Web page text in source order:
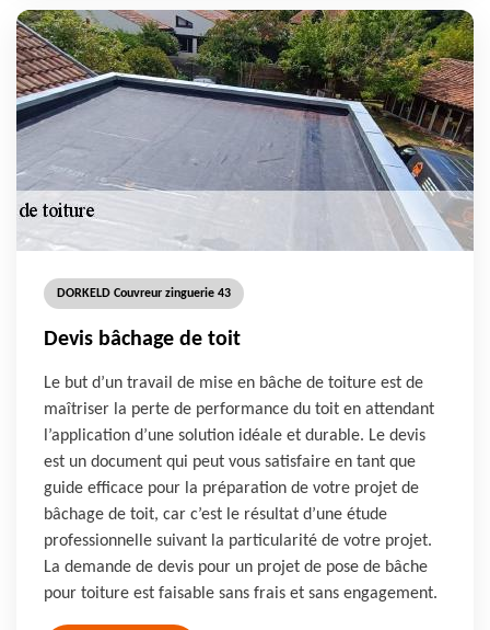
DORKELD Couvreur zinguerie 43
Devis bâchage de toit
Le but d’un travail de mise en bâche de toiture est de
maîtriser la perte de performance du toit en attendant
l’application d’une solution idéale et durable. Le devis
est un document qui peut vous satisfaire en tant que
guide efficace pour la préparation de votre projet de
bâchage de toit, car c’est le résultat d’une étude
professionnelle suivant la particularité de votre projet.
La demande de devis pour un projet de pose de bâche
pour toiture est faisable sans frais et sans engagement.